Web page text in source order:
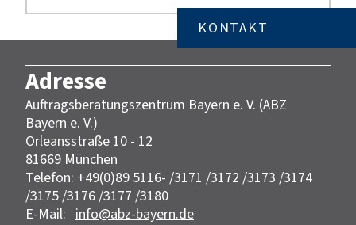
KONTAKT
Adresse
Auftragsberatungszentrum Bayern e. V. (ABZ
Bayern e. V.)
Orleansstraße 10 - 12
81669 München
Telefon: +49(0)89 5116- /3171 /3172 /3173 /3174
/3175 /3176 /3177 /3180
E-Mail: info@abz-bayern.de